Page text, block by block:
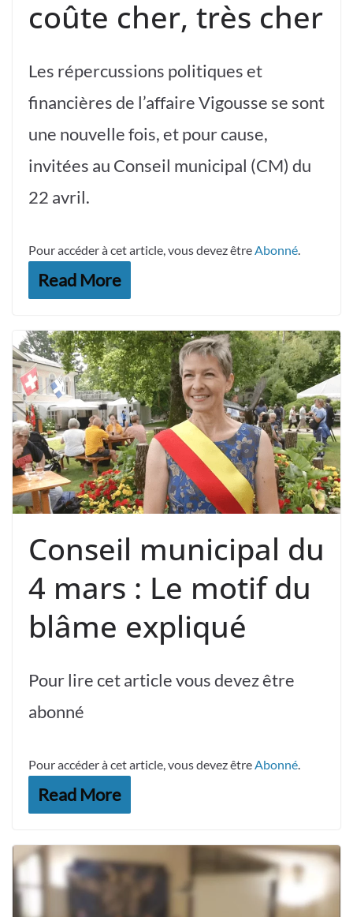
coûte cher, très cher
Les répercussions politiques et
financières de l’affaire Vigousse se sont
une nouvelle fois, et pour cause,
invitées au Conseil municipal (CM) du
22 avril.
Pour accéder à cet article, vous devez êtreAbonné.
Read More
Conseil municipal du
4 mars : Le motif du
blâme expliqué
Pour lire cet article vous devez être
abonné
Pour accéder à cet article, vous devez êtreAbonné.
Read More